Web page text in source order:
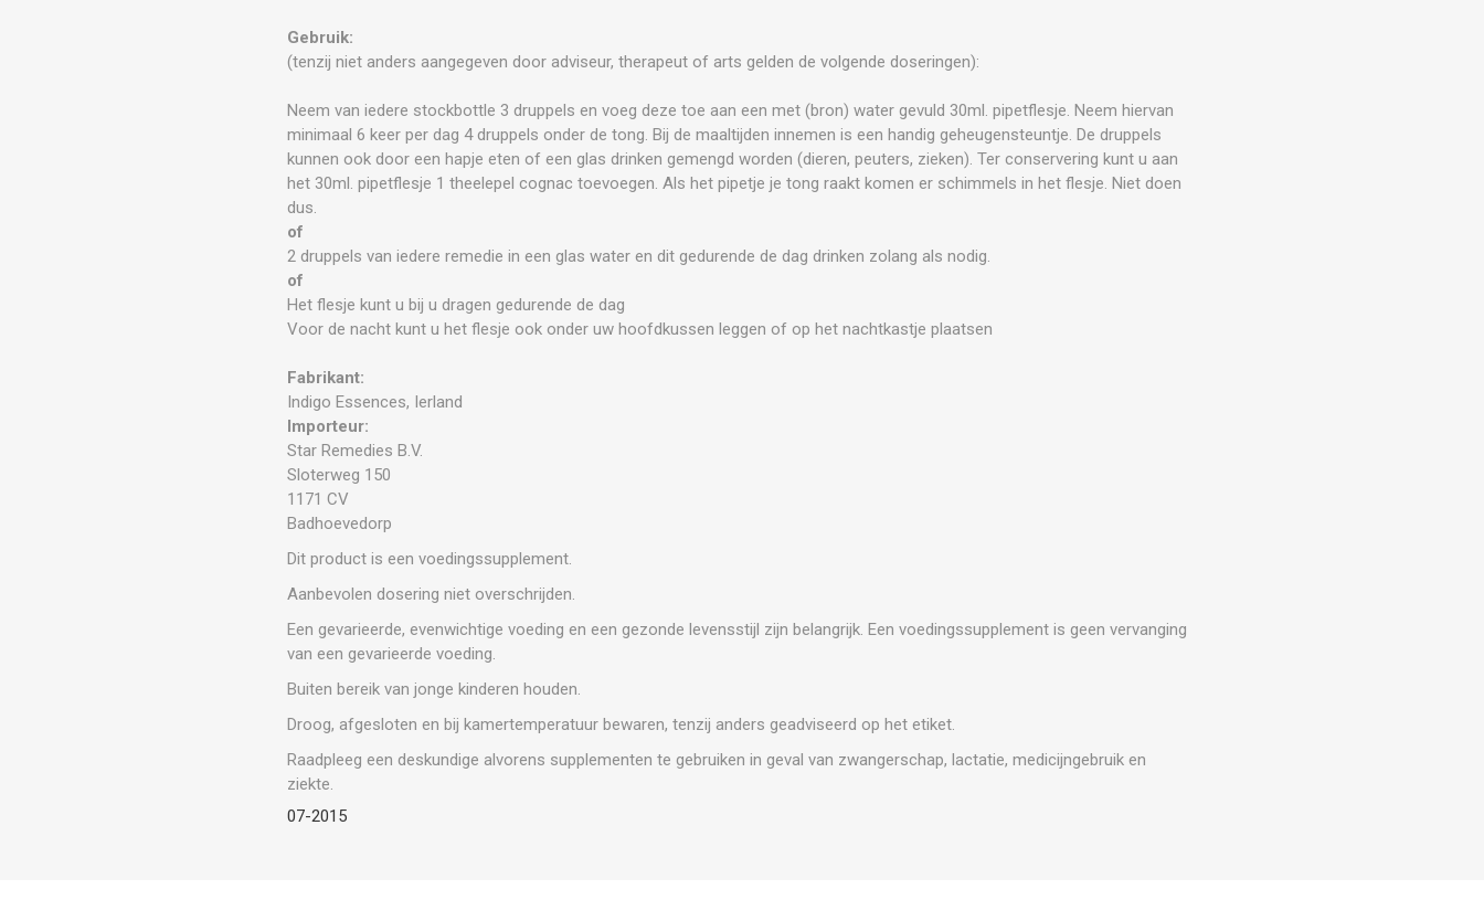
Gebruik:
(tenzij niet anders aangegeven door adviseur, therapeut of arts gelden de volgende doseringen):
Neem van iedere stockbottle 3 druppels en voeg deze toe aan een met (bron) water gevuld 30ml. pipetflesje. Neem hiervan
minimaal 6 keer per dag 4 druppels onder de tong. Bij de maaltijden innemen is een handig geheugensteuntje. De druppels
kunnen ook door een hapje eten of een glas drinken gemengd worden (dieren, peuters, zieken). Ter conservering kunt u aan
het 30ml. pipetflesje 1 theelepel cognac toevoegen. Als het pipetje je tong raakt komen er schimmels in het flesje. Niet doen
dus.
of
2 druppels van iedere remedie in een glas water en dit gedurende de dag drinken zolang als nodig.
of
Het flesje kunt u bij u dragen gedurende de dag
Voor de nacht kunt u het flesje ook onder uw hoofdkussen leggen of op het nachtkastje plaatsen
Fabrikant:
Indigo Essences, Ierland
Importeur:
Star Remedies B.V.
Sloterweg 150
1171 CV
Badhoevedorp
Dit product is een voedingssupplement.
Aanbevolen dosering niet overschrijden.
Een gevarieerde, evenwichtige voeding en een gezonde levensstijl zijn belangrijk. Een voedingssupplement is geen vervanging
van een gevarieerde voeding.
Buiten bereik van jonge kinderen houden.
Droog, afgesloten en bij kamertemperatuur bewaren, tenzij anders geadviseerd op het etiket.
Raadpleeg een deskundige alvorens supplementen te gebruiken in geval van zwangerschap, lactatie, medicijngebruik en
ziekte.
07-2015